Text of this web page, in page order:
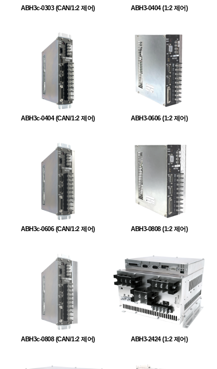
ABH3c-0303 (CAN/1:2 제어) ABH3-0404 (1:2 제어)
ABH3c-0404 (CAN/1:2 제어) ABH3-0606 (1:2 제어)
ABH3c-0606 (CAN/1:2 제어) ABH3-0808 (1:2 제어)
ABH3c-0808 (CAN/1:2 제어) ABH3-2424 (1:2 제어)